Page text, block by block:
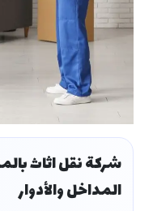
شركة نقل اثاث
المداخل والأدوار